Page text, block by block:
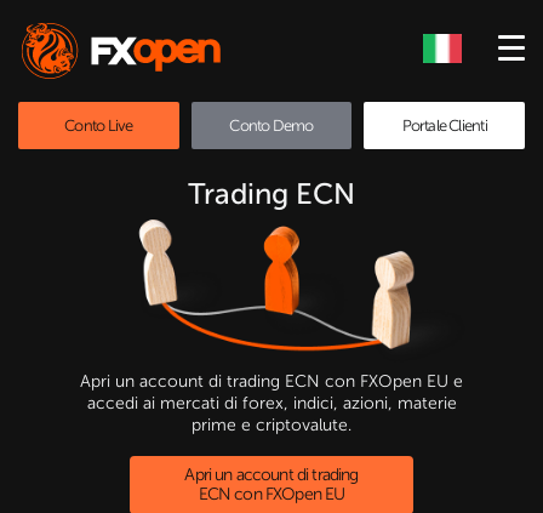
Conto Live Conto Demo Portale Clienti
Trading ECN
Apri un account di trading ECN con FXOpen EU e
accedi ai mercati di forex, indici, azioni, materie
prime e criptovalute.
Apri un account di trading
ECN con FXOpen EU